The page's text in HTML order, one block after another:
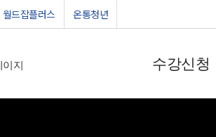
월드잡플러스 온통청년
수강신청